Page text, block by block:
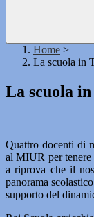
Home >
La scuola in
La scuola
Quattro docenti di
al MIUR per tenere
a riprova che il
panorama
supporto del